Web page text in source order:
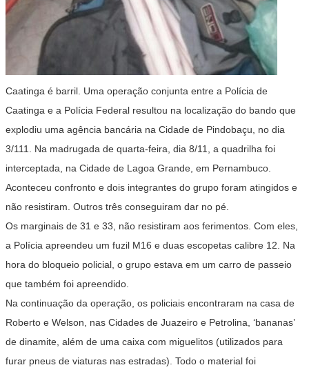
Caatinga é barril. Uma operação conjunta entre a Polícia de
Caatinga e a Polícia Federal resultou na localização do bando que
explodiu uma agência bancária na Cidade de Pindobaçu, no dia
3/111. Na madrugada de quarta-feira, dia 8/11, a quadrilha foi
interceptada, na Cidade de Lagoa Grande, em Pernambuco.
Aconteceu confronto e dois integrantes do grupo foram atingidos e
não resistiram. Outros três conseguiram dar no pé.
Os marginais de 31 e 33, não resistiram aos ferimentos. Com eles,
a Polícia apreendeu um fuzil M16 e duas escopetas calibre 12. Na
hora do bloqueio policial, o grupo estava em um carro de passeio
que também foi apreendido.
Na continuação da operação, os policiais encontraram na casa de
Roberto e Welson, nas Cidades de Juazeiro e Petrolina, ‘bananas’
de dinamite, além de uma caixa com miguelitos (utilizados para
furar pneus de viaturas nas estradas). Todo o material foi